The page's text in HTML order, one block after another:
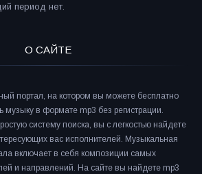
период нет.
О САЙТЕ
портал, на котором вы можете бесплатно
музыку в формате mp3 без регистрации.
систему поиска, вы с легкостью найдете
вас исполнителей. Музыкальная
включает в себя композиции самых
и направлений. На сайте вы найдете mp3